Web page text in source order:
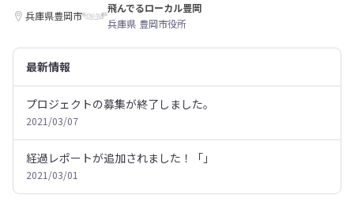
兵庫県豊岡市
飛んでるローカル豊岡
兵庫県 豊岡市役所
最新情報
プロジェクトの募集が終了しました。
2021/03/07
経過レポートが追加されました！「」
2021/03/01